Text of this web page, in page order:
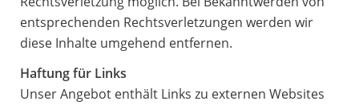
entsprechenden Rechtsverletzungen werden wir
diese Inhalte umgehend entfernen.
Haftung für Links
Unser Angebot enthält Links zu externen Websites